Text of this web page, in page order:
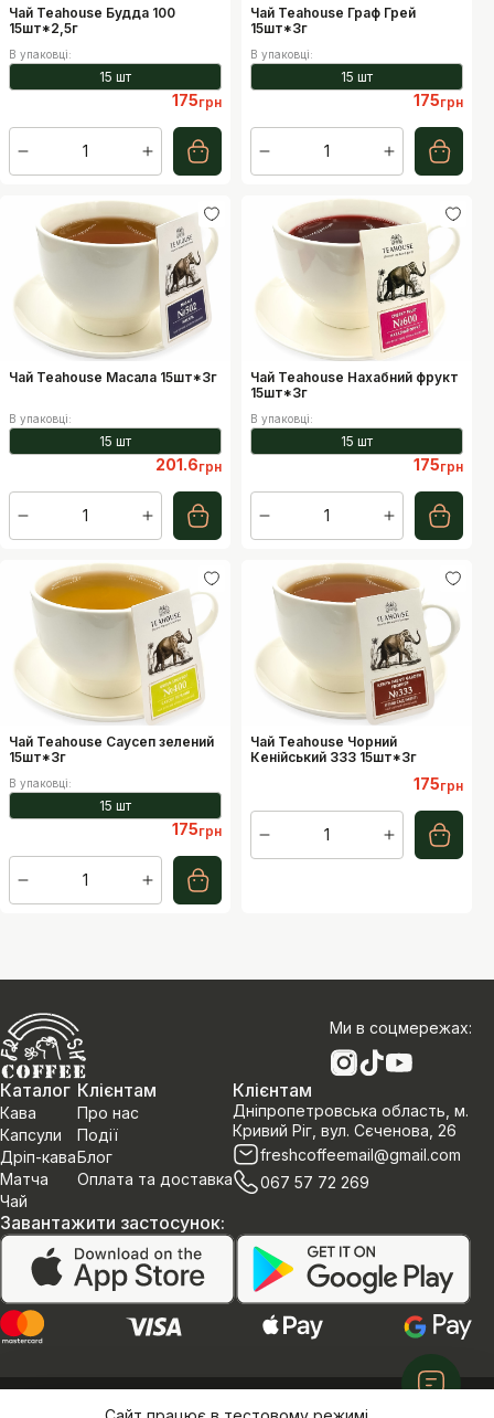
Чай Teahouse Будда 100
15шт*2,5г
В упаковці:
15 шт
175грн
1
Чай Teahouse Граф Грей
15шт*3г
В упаковці:
15 шт
175грн
1
Чай Teahouse Масала 15шт*3г
В упаковці:
15 шт
201.6грн
1
Чай Teahouse Нахабний фрукт
15шт*3г
В упаковці:
15 шт
175грн
1
Чай Teahouse Саусеп зелений
15шт*3г
В упаковці:
15 шт
175грн
1
Чай Teahouse Чорний
Кенійський 333 15шт*3г
175грн
1
Ми в соцмережах:
Каталог
Кава
Капсули
Дріп-кава
Матча
Чай
Клієнтам
Про нас
Події
Блог
Оплата та доставка
Клієнтам
Дніпропетровська область, м.
Кривий Ріг, вул. Сєченова, 26
freshcoffeemail@gmail.com
067 57 72 269
Завантажити застосунок: